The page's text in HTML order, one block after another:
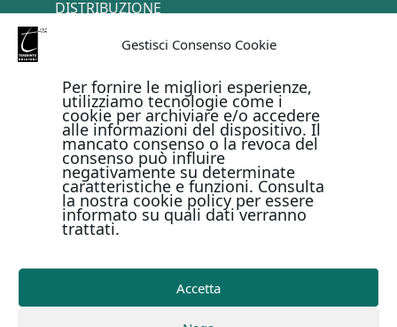
Gestisci Consenso Cookie
Per fornire le migliori esperienze,
utilizziamo tecnologie come i
cookie per archiviare e/o accedere
alle informazioni del dispositivo. Il
mancato consenso o la revoca del
consenso può influire
negativamente su determinate
caratteristiche e funzioni. Consulta
la nostra cookie policy per essere
informato su quali dati verranno
trattati.
Accetta
DISTRIBUZIONE
PAGAMENTI ONLINE CON
Metodi di pagamento
Copyright © Il Terebinto Edizioni - 2026